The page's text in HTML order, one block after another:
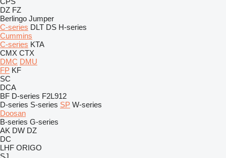
DZ FZ
Berlingo Jumper
C-series DLT DS H-series
Cummins
C-series KTA
CMX CTX
DMC DMU
FP KF
SC
DCA
BF D-series F2L912
D-series S-series SP W-series
Doosan
B-series G-series
AK DW DZ
DC
LHF ORIGO
SJ